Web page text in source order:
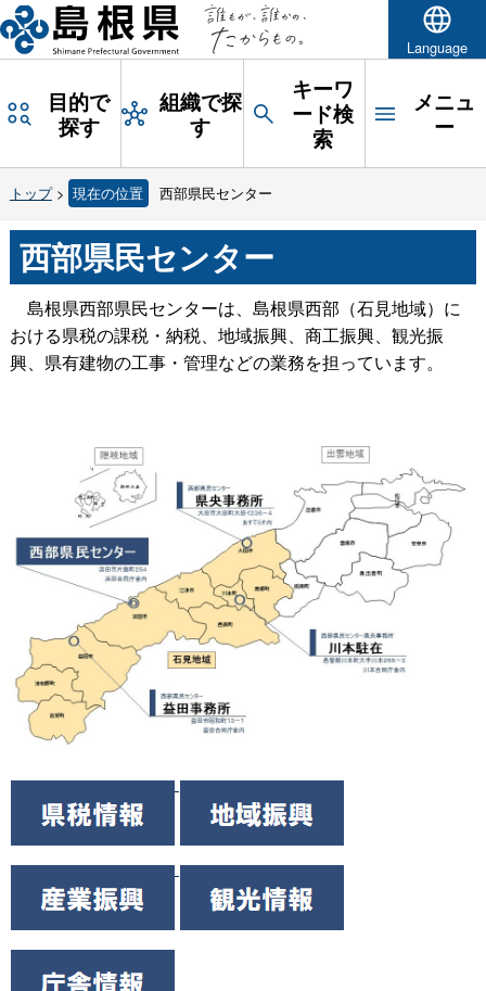
Language
目的で
探す
組織で探
す
キーワ
ード検
索
メニュ
ー
トップ> 現在の位置 西部県民センター
西部県民センター
島根県西部県民センターは、島根県西部（石見地域）に
おける県税の課税・納税、地域振興、商工振興、観光振
興、県有建物の工事・管理などの業務を担っています。